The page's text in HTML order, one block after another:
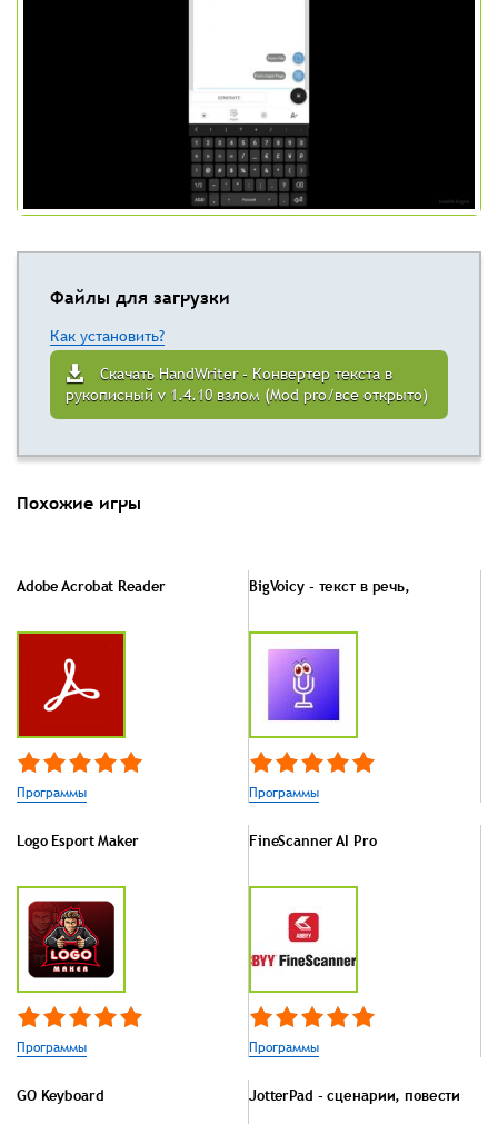
Файлы для загрузки
Как установить?
Скачать HandWriter - Конвертер текста в
рукописный v 1.4.10 взлом (Mod pro/все открыто)
Похожие игры
Adobe Acrobat Reader
Программы
BigVoicy - текст в речь,
Программы
Logo Esport Maker
Программы
FineScanner AI Pro
Программы
GO Keyboard JotterPad - сценарии, повести